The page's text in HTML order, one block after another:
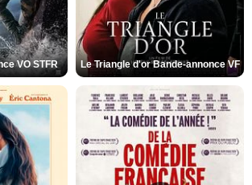
VO STFR Le Triangle d'or Bande-annonce VF